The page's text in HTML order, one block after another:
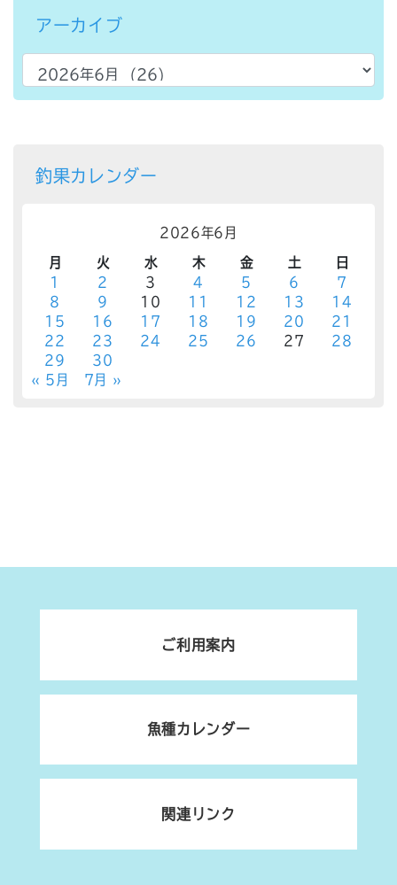
アーカイブ
釣果カレンダー
2026年6月
月 火 水 木 金 土
日
1
2 3 4 5 6
7
8
9 10 11 12 13
14
15
16 17 18 19 20
21
22
23 24 25 26 27
28
29
30
« 5月
7月 »
ご利用案内
魚種カレンダー
関連リンク